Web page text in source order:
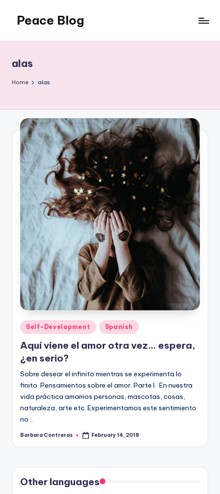
content
Peace Blog
Peace
Like
This
alas
Home alas
Posted
in
Self-Development Spanish
Aquí viene el amor otra vez… espera,
¿en serio?
Sobre desear el infinito mientras se experimenta lo
finito. Pensamientos sobre el amor. Parte I. En nuestra
vida práctica amamos personas, mascotas, cosas,
naturaleza, arte etc. Experimentamos este sentimiento
no…
Posted
Barbara Contreras February 14, 2018
Other languages